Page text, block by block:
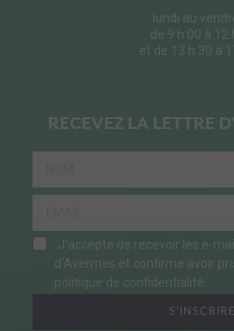
lundi au
de 9 h 00 à 12
et de 13 h 30 à
RECEVEZ LA LETTRE
J'accepte de recevoir les e-
d'Avermes et confirme avoir
politique de confidentialité.
S'INSCRIRE